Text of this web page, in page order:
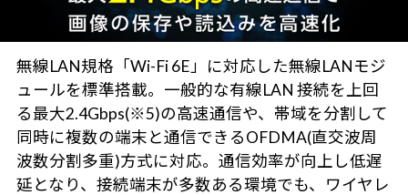
無線LAN規格「Wi-Fi 6E」に対応した無線LANモジ
ュールを標準搭載。一般的な有線LAN 接続を上回
る最大2.4Gbps(※5)の高速通信や、帯域を分割して
同時に複数の端末と通信できるOFDMA(直交波周
波数分割多重)方式に対応。通信効率が向上し低遅
延となり、接続端末が多数ある環境でも、ワイヤレ